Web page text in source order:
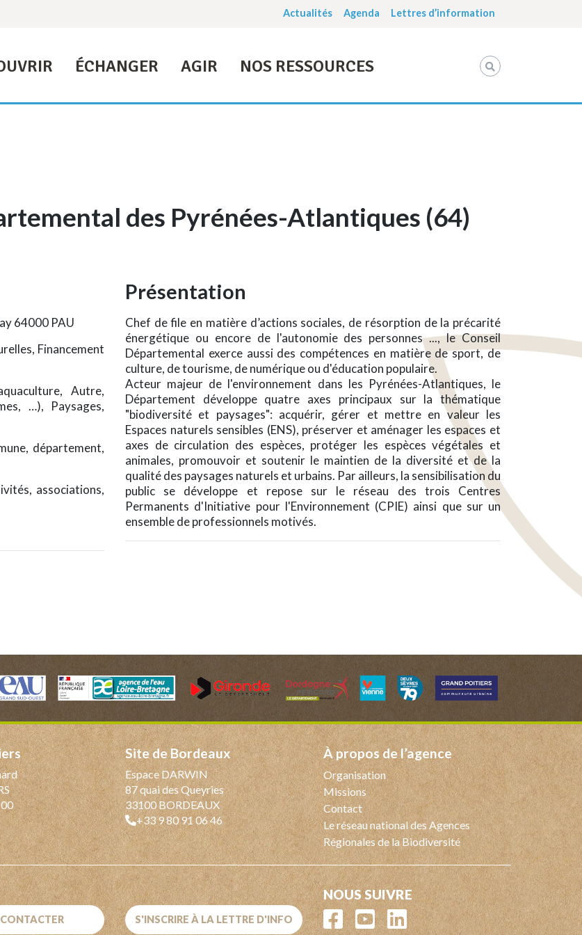
Actualités Agenda Lettres d’information
ÉCHANGER AGIR NOS RESSOURCES
des Pyrénées-Atlantiques (64)
64000 PAU
Financement
Autre,
…), Paysages,
département,
associations,
Présentation
Chef de file en matière d’actions sociales, de résorption de la précarité
énergétique ou encore de l'autonomie des personnes ..., le Conseil
Départemental exerce aussi des compétences en matière de sport, de
culture, de tourisme, de numérique ou d'éducation populaire.
Acteur majeur de l'environnement dans les Pyrénées-Atlantiques, le
Département développe quatre axes principaux sur la thématique
"biodiversité et paysages": acquérir, gérer et mettre en valeur les
Espaces naturels sensibles (ENS), préserver et aménager les espaces et
axes de circulation des espèces, protéger les espèces végétales et
animales, promouvoir et soutenir le maintien de la diversité et de la
qualité des paysages naturels et urbains. Par ailleurs, la sensibilisation du
public se développe et repose sur le réseau des trois Centres
Permanents d'Initiative pour l'Environnement (CPIE) ainsi que sur un
ensemble de professionnels motivés.
Site de Bordeaux
Espace DARWIN
87 quai des Queyries
33100 BORDEAUX
+33 9 80 91 06 46
à propos de l’agence
Organisation
Missions
Contact
Le réseau national des Agences
Régionales de la Biodiversité
S'INSCRIRE À LA LETTRE D'INFO
NOUS SUIVRE